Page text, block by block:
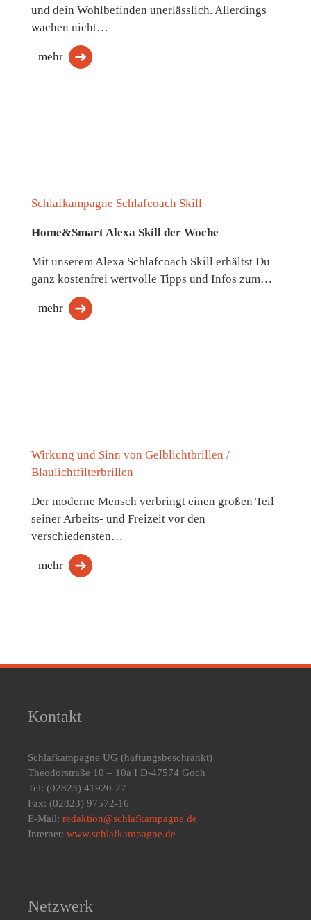
und dein Wohlbefinden unerlässlich. Allerdings
wachen nicht…
mehr
Schlafkampagne Schlafcoach Skill
Home&Smart Alexa Skill der Woche
Mit unserem Alexa Schlafcoach Skill erhältst Du
ganz kostenfrei wertvolle Tipps und Infos zum…
mehr
Wirkung und Sinn von Gelblichtbrillen /
Blaulichtfilterbrillen
Der moderne Mensch verbringt einen großen Teil
seiner Arbeits- und Freizeit vor den
verschiedensten…
mehr
Kontakt
Schlafkampagne UG (haftungsbeschränkt)
Theodorstraße 10 – 10a I D-47574 Goch
Tel: (02823) 41920-27
Fax: (02823) 97572-16
E-Mail: redaktion@schlafkampagne.de
Internet: www.schlafkampagne.de
Netzwerk